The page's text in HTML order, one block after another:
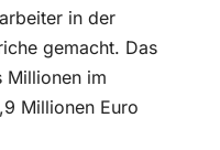
in der
gemacht. Das
Millionen im
Millionen Euro